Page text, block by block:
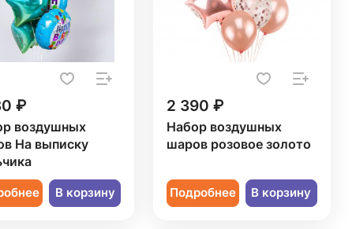
₽
воздушных
На выписку
В корзину
2 390 ₽
Набор воздушных
шаров розовое золото
Подробнее В корзину